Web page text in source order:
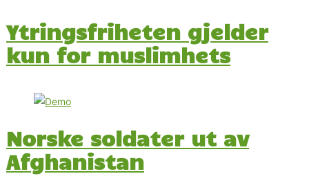
Ytringsfriheten gjelder
kun for muslimhets
Norske soldater ut av
Afghanistan